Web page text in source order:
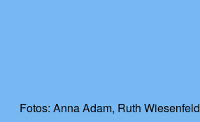
Fotos: Anna Adam, Ruth Wiesenfeld